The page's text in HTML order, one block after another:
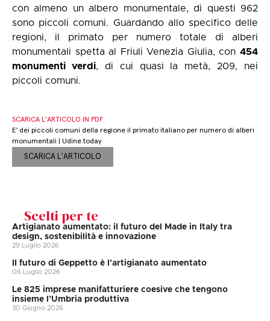
con almeno un albero monumentale, di questi 962
sono piccoli comuni. Guardando allo specifico delle
regioni, il primato per numero totale di alberi
monumentali spetta al Friuli Venezia Giulia, con 454
monumenti verdi, di cui quasi la metà, 209, nei
piccoli comuni.
SCARICA L’ARTICOLO IN PDF
E' dei piccoli comuni della regione il primato italiano per numero di alberi
monumentali | Udine today
SCARICA L'ARTICOLO
Scelti per te
Artigianato aumentato: il futuro del Made in Italy tra
design, sostenibilità e innovazione
29 Luglio 2026
II futuro di Geppetto è l’artigianato aumentato
06 Luglio 2026
Le 825 imprese manifatturiere coesive che tengono
insieme l’Umbria produttiva
30 Giugno 2026